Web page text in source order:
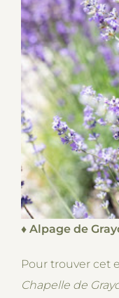
♦ Alpage de
Pour trouver cet
Chapelle de